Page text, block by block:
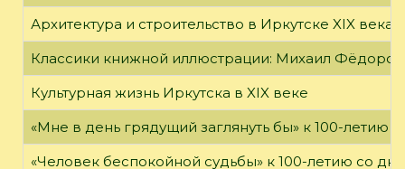
Архитектура и строительство в Иркутске XIX века
Классики книжной иллюстрации: Михаил Фёдоров
Культурная жизнь Иркутска в XIX веке
«Мне в день грядущий заглянуть бы» к 100-летию
«Человек беспокойной судьбы» к 100-летию со